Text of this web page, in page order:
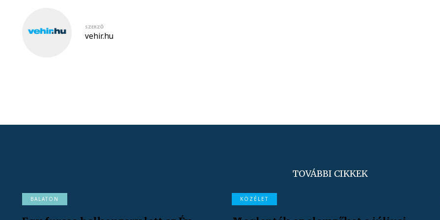
SZERZŐ
vehir.hu
TOVÁBBI CIKKEK
BALATON KÖZÉLET